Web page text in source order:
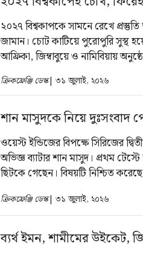
২০২৭ বিশ্বকাপকে সামনে রেখে
জামান। চোট কাটিয়ে পুরোপুরি সুস্থ
আফ্রিকা, জিম্বাবুয়ে ও নামিবিয়ায়
গুরুত্বপূর্ণ ভূমিকা রাখা। সেই লক্ষ্যেই
বলের ক্যাম্পে নিবিড় প্রস্তুতি নিচ্ছেন এই
ক্রিকফ্রেঞ্জি ডেস্ক| ৩১ জুলাই, ২০২৬
শান মাসুদকে নিয়ে দুঃসংবাদ
ওয়েস্ট ইন্ডিজের বিপক্ষে সিরিজের
অভিজ্ঞ ব্যাটার শান মাসুদ। প্রথম
ছিটকে গেছেন। বিষয়টি নিশ্চিত
ক্রিকফ্রেঞ্জি ডেস্ক| ৩১ জুলাই, ২০২৬
ব্যর্থ ইমন, শামীমের উইকেট,